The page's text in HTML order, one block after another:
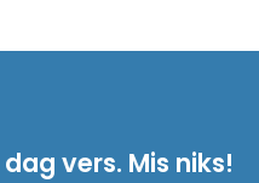
vers. Mis niks!